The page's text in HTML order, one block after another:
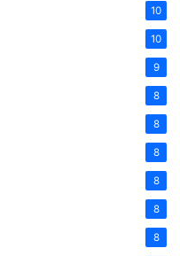
10
10
9
8
8
8
8
8
8